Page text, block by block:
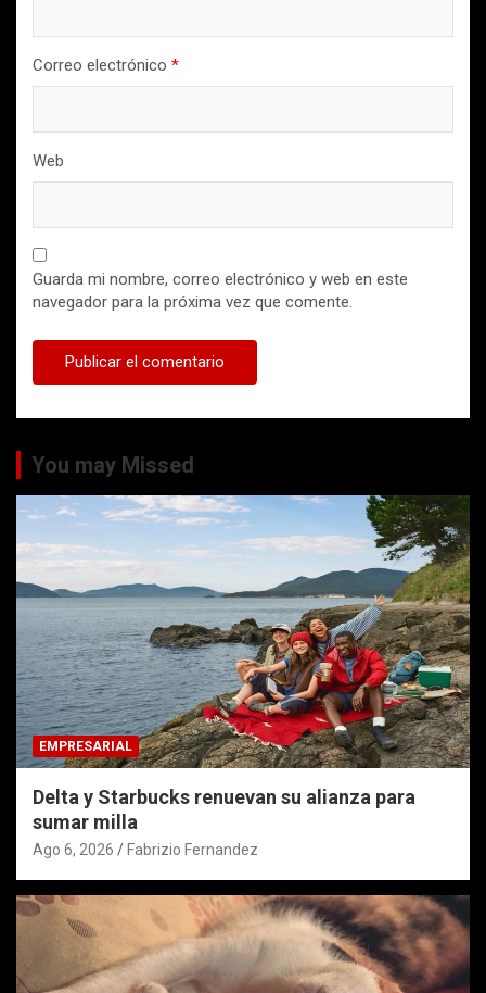
Correo electrónico *
Web
Guarda mi nombre, correo electrónico y web en este
navegador para la próxima vez que comente.
You may Missed
EMPRESARIAL
Delta y Starbucks renuevan su alianza para
sumar milla
Ago 6, 2026 Fabrizio Fernandez